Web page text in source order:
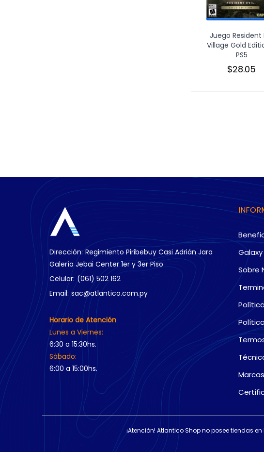
Juego Resident
Village Gold
PS5
$28.05
Dirección: Regimiento Piribebuy Casi Adrián Jara
Galería Jebai Center 1er y 3er Piso
Celular: (061) 502 162
Email: sac@atlantico.com.py
Horario de Atención
Lunes a Viernes:
6:30 a 15:30hs.
Sábado:
6:00 a 15:00hs.
Sobre
Marcas
¡Atención! Atlantico Shop no posee tiendas